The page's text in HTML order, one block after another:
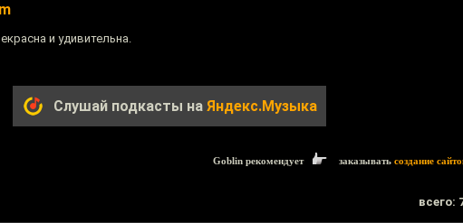
и удивительна.
Слушай подкасты на Яндекс.Музыка
Goblin рекомендует заказывать создание
всего: